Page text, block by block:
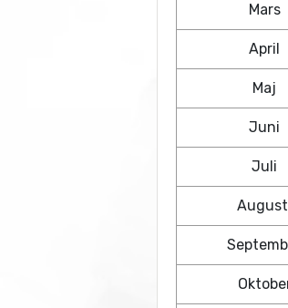
Mars
April
Maj
Juni
Juli